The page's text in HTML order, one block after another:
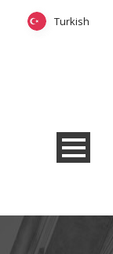
Turkish
Turkish